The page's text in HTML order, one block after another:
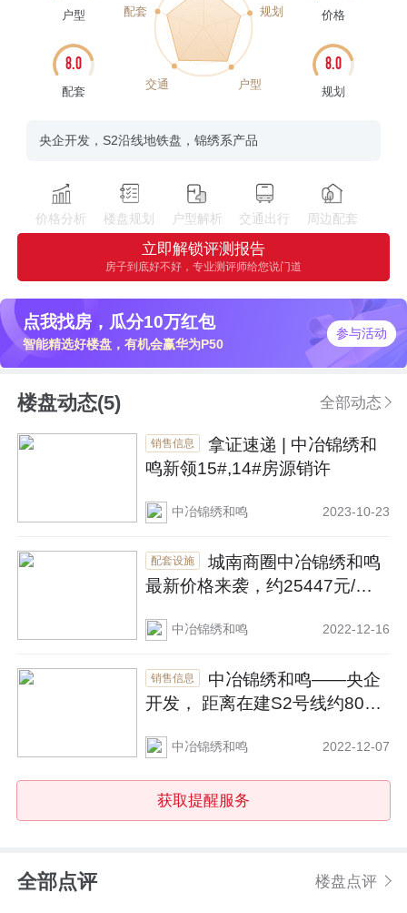
户型
8.0
配套
价格
8.0
规划
户型
交通
配套 规划
央企开发，S2沿线地铁盘，锦绣系产品
价格分析 楼盘规划 户型解析 交通出行 周边配套
立即解锁评测报告
房子到底好不好，专业测评师给您说门道
点我找房，瓜分10万红包
智能精选好楼盘，有机会赢华为P50
参与活动
楼盘动态(5) 全部动态
销售信息
拿证速递 | 中冶锦绣和
鸣新领15#,14#房源销许
中冶锦绣和鸣 2023-10-23
配套设施
城南商圈中冶锦绣和鸣
最新价格来袭，约25447元/
中冶锦绣和鸣 2022-12-16
销售信息
开发， 距离在建S2号线约800
中冶锦绣和鸣 2022-12-07
获取提醒服务
楼盘点评
全部点评